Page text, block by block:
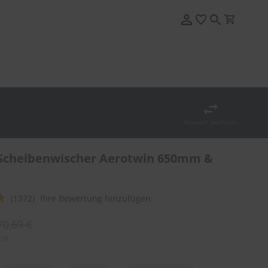
Aerotwin 650mm &
(1372) Ihre Bewertung hinzufügen